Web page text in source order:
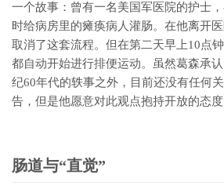
一个故事：曾有一名美国军医院的护士
时给病房里的瘫痪病人灌肠。在他离开
取消了这套流程。但在第二天早上10点
都自动开始进行排便运动。虽然葛森承
纪60年代的轶事之外，目前还没有任何
告，但是他愿意对此观点抱持开放的态度
肠道与“直觉”